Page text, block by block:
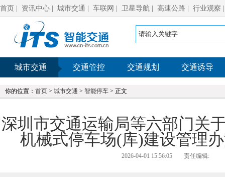
首页 资讯中心 城市交通 车联网 卫星导航 高速公路 行业观察
城市交通 交通管控 交通规划 交通诱导
你的位置： 首页 > 城市交通 > 智能停车 > 正文
深圳市交通运输局等六部门关
机械式停车场(库)建设管理
2026-04-01 15:56:05 责任编辑: